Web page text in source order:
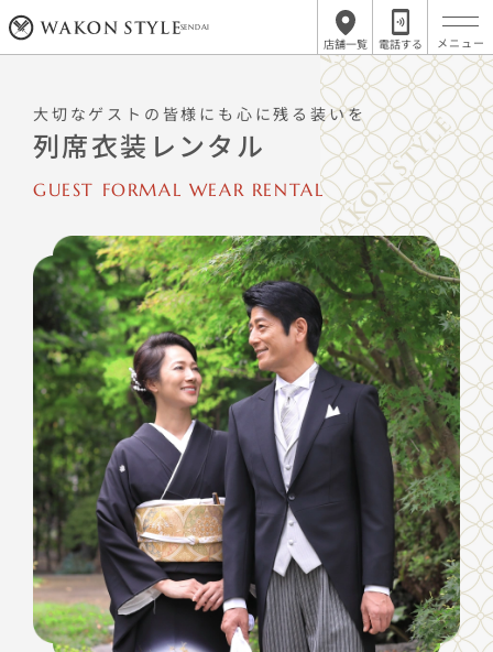
SENDAI
店舗一覧 電話する
大切なゲストの皆様にも心に残る装いを
列席衣装レンタル
GUEST FORMAL WEAR RENTAL